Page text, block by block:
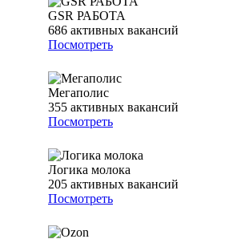
GSR РАБОТА
686 активных вакансий
Посмотреть
Мегаполис
355 активных вакансий
Посмотреть
Логика молока
205 активных вакансий
Посмотреть